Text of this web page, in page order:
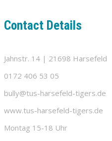
Contact Details
Jahnstr. 14 | 21698 Harsefeld
0172 406 53 05
bully@tus-harsefeld-tigers.de
www.tus-harsefeld-tigers.de
Montag 15-18 Uhr